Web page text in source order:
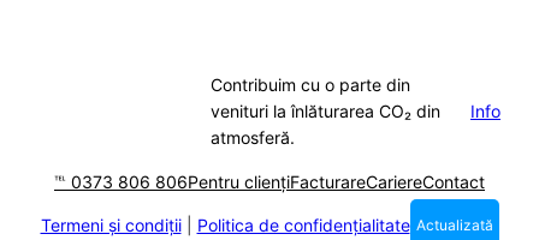
Contribuim cu o parte din
venituri la înlăturarea CO₂ din
atmosferă.
Info
℡ 0373 806 806Pentru cliențiFacturareCariereContact
Termeni și condiții| Politica de confidențialitate Actualizată